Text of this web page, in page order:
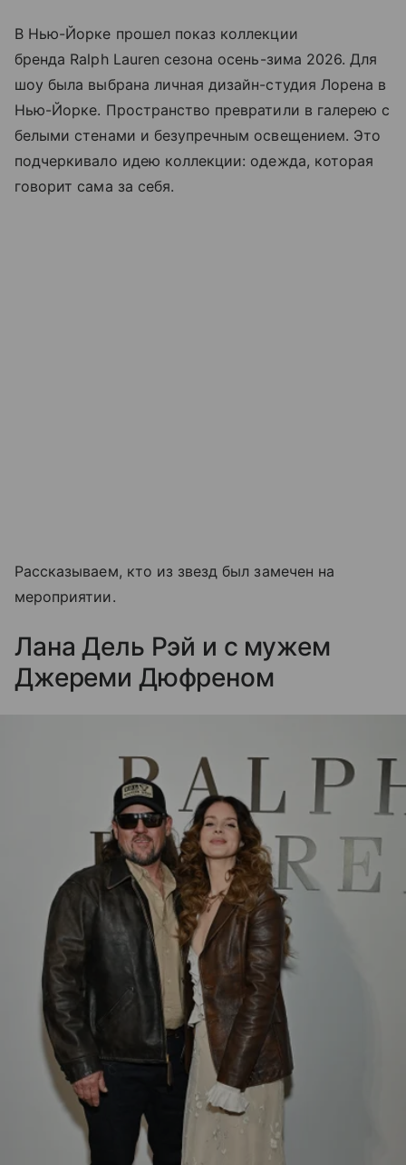
В Нью-Йорке прошел показ коллекции
бренда Ralph Lauren сезона осень-зима 2026. Для
шоу была выбрана личная дизайн-студия Лорена в
Нью-Йорке. Пространство превратили в галерею с
белыми стенами и безупречным освещением. Это
подчеркивало идею коллекции: одежда, которая
говорит сама за себя.
Рассказываем, кто из звезд был замечен на
мероприятии.
Лана Дель Рэй и с мужем
Джереми Дюфреном